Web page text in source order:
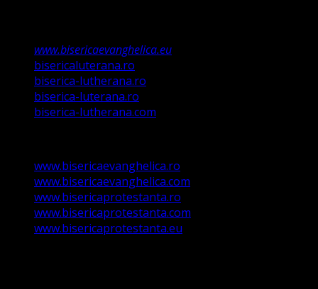
www.bisericaevanghelica.eu
bisericaluterana.ro
biserica-lutherana.ro
biserica-luterana.ro
biserica-lutherana.com
www.bisericaevanghelica.ro
www.bisericaevanghelica.com
www.bisericaprotestanta.ro
www.bisericaprotestanta.com
www.bisericaprotestanta.eu